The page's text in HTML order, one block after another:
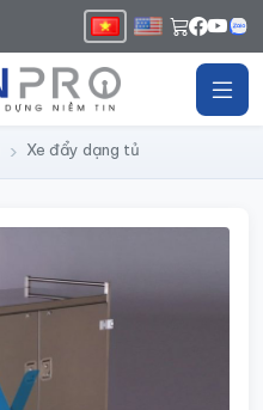
Xe đẩy dạng tủ